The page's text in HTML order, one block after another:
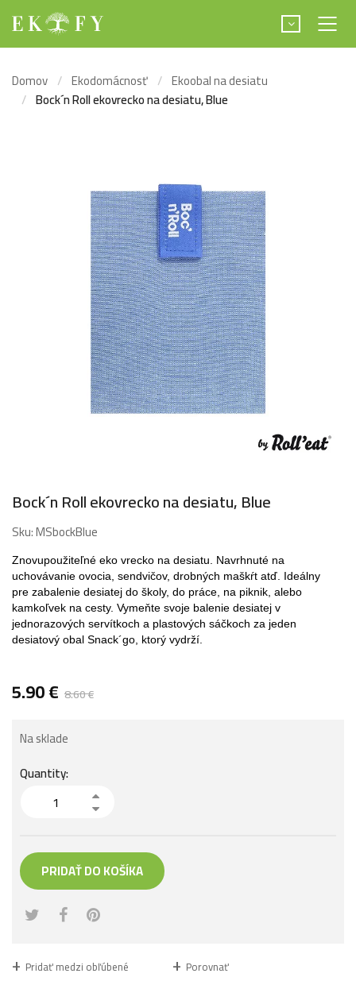
Domov Ekodomácnosť
Ekoobal na desiatu
Bock´n Roll ekovrecko na desiatu, Blue
Bock´n Roll ekovrecko na desiatu, Blue
Sku:MSbockBlue
Znovupoužiteľné eko vrecko na desiatu. Navrhnuté na
uchovávanie ovocia, sendvičov, drobných maškŕt atď. Ideálny
pre zabalenie desiatej do školy, do práce, na piknik, alebo
kamkoľvek na cesty. Vymeňte svoje balenie desiatej v
jednorazových servítkoch a plastových sáčkoch za jeden
desiatový obal Snack´go, ktorý vydrží.
8.60€
5.90€
Na sklade
Quantity:
PRIDAŤ DO KOŠÍKA
Pridať medzi obľúbené Porovnať